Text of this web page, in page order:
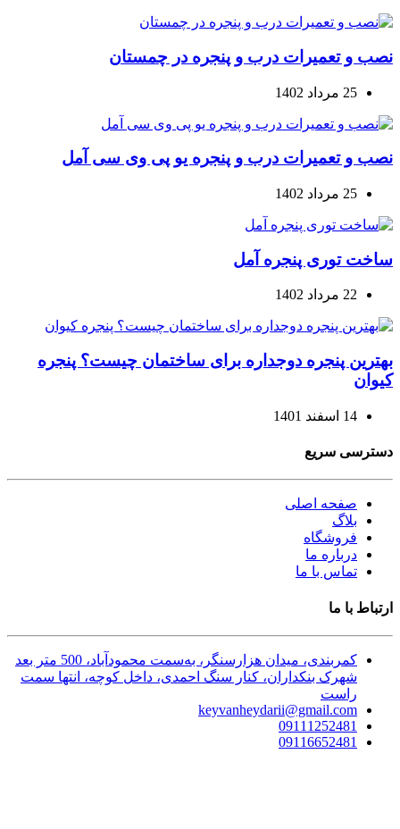
نصب و تعمیرات درب و پنجره در چمستان
25 مرداد 1402
نصب و تعمیرات درب و پنجره یو پی وی سی آمل
25 مرداد 1402
ساخت توری پنجره آمل
22 مرداد 1402
بهترین پنجره دوجداره برای ساختمان چیست؟ پنجره
کیوان
14 اسفند 1401
دسترسی سریع
صفحه اصلی
بلاگ
فروشگاه
درباره ما
تماس با ما
ارتباط با ما
کمربندی، میدان هزارسنگر، به‌سمت محمودآباد، 500 متر بعد
شهرک بنکداران، کنار سنگ احمدی، داخل کوچه، انتها سمت
راست
keyvanheydarii@gmail.com
09111252481
09116652481